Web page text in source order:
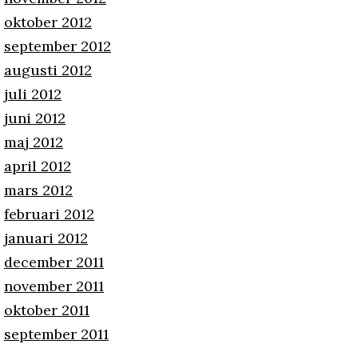
oktober 2012
september 2012
augusti 2012
juli 2012
juni 2012
maj 2012
april 2012
mars 2012
februari 2012
januari 2012
december 2011
november 2011
oktober 2011
september 2011